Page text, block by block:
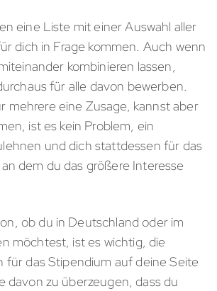
eine Liste mit einer Auswahl aller
dich in Frage kommen. Auch wenn
kombinieren lassen,
für alle davon bewerben.
mehrere eine Zusage, kannst aber
ist es kein Problem, ein
und dich stattdessen für das
dem du das größere Interesse
ob du in Deutschland oder im
möchtest, ist es wichtig, die
für das Stipendium auf deine Seite
davon zu überzeugen, dass du